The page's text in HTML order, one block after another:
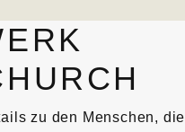
zu den Menschen,